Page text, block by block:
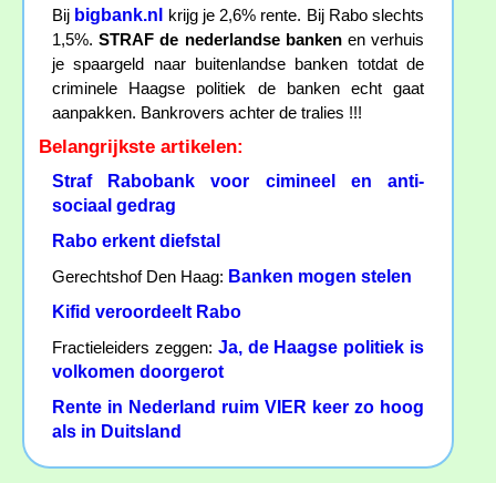
Bij bigbank.nl
krijg je 2,6% rente. Bij Rabo slechts
1,5%.STRAF de nederlandse bankenen verhuis
je spaargeld naar buitenlandse banken totdat de
criminele Haagse politiek de banken echt gaat
aanpakken. Bankrovers achter de tralies !!!
Belangrijkste artikelen:
Straf Rabobank voor cimineel en anti-
sociaal gedrag
Rabo erkent diefstal
Gerechtshof Den Haag: Banken mogen stelen
Kifid veroordeelt Rabo
Fractieleiders zeggen: Ja, de Haagse politiek is
volkomen doorgerot
Rente in Nederland ruim VIER keer zo hoog
als in Duitsland